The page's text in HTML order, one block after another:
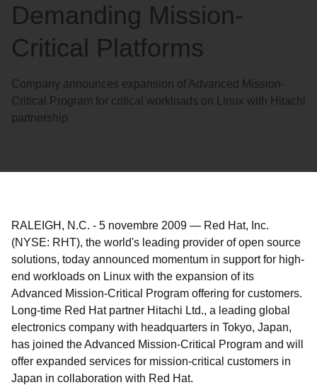
Demanding Mission-
Critical Platforms
Company announces expansion of Advanced Mission-
Critical Program for critical workloads on Linux with Hitachi
partnership
RALEIGH, N.C. - 5 novembre 2009 — Red Hat, Inc.
(NYSE: RHT), the world's leading provider of open source
solutions, today announced momentum in support for high-
end workloads on Linux with the expansion of its
Advanced Mission-Critical Program offering for customers.
Long-time Red Hat partner Hitachi Ltd., a leading global
electronics company with headquarters in Tokyo, Japan,
has joined the Advanced Mission-Critical Program and will
offer expanded services for mission-critical customers in
Japan in collaboration with Red Hat.